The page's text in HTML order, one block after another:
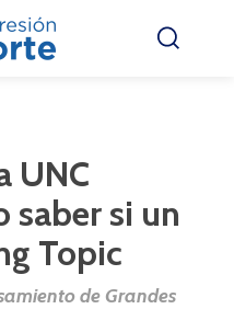
UNC
saber si un
Topic
de Grandes